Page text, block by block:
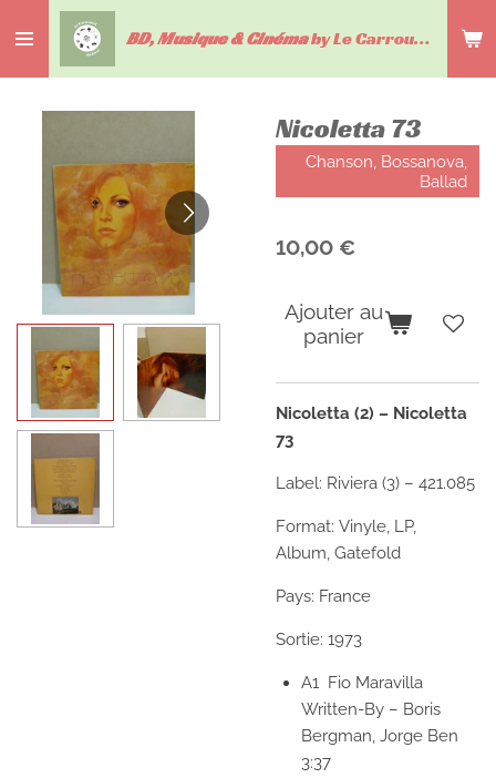
au
contenu
BD, Musique & Cinémaby Le Carrousel du livre
Nicoletta 73
Chanson, Bossanova,
Ballad
10,00 €
Ajouter au
panier
Nicoletta (2) – Nicoletta
73
Label: Riviera (3) – 421.085
Format: Vinyle, LP,
Album, Gatefold
Pays: France
Sortie: 1973
A1 Fio Maravilla
Written-By – Boris
Bergman, Jorge Ben
3:37